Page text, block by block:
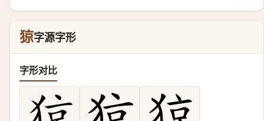
猄字源字形
字形对比